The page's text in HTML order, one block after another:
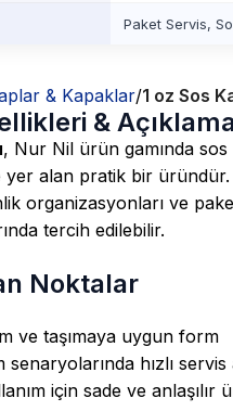
Paket Servis,
& Kapaklar 1 oz Sos
& Açıklama
, Nur Nil ürün gamında sos
yer alan pratik bir
organizasyonları ve
tercih edilebilir.
Noktalar
ve taşımaya uygun form
hızlı servis
için sade ve anlaşılır